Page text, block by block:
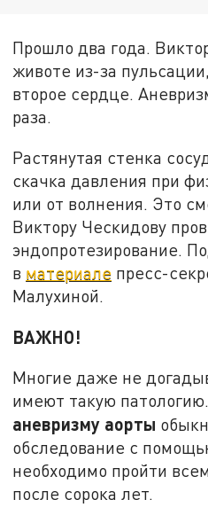
Прошло два года.
животе из-за
второе сердце.
раза.
Растянутая стенка
скачка давления при
или от волнения. Это
Виктору Ческидову
эндопротезирование.
в материале пресс-
Малухиной.
ВАЖНО!
Многие даже не
имеют такую
аневризму аорты
обследование с
необходимо пройти
после сорока лет.